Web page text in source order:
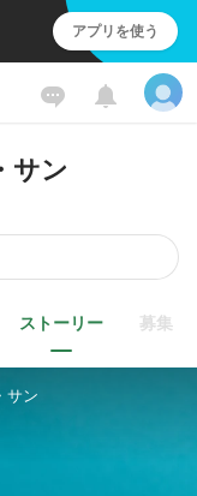
アプリを使う
サン
ストーリー 募集
サン